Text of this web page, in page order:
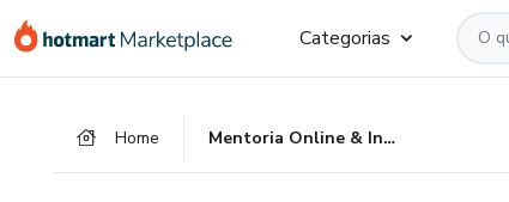
para
para
para
Categorias
Home Mentoria Online & Individual com Sergio Oliveira